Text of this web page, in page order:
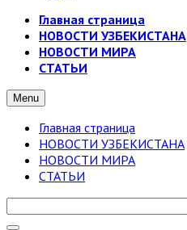
Главная страница
НОВОСТИ УЗБЕКИСТАНА
НОВОСТИ МИРА
СТАТЬИ
Menu
Главная страница
НОВОСТИ УЗБЕКИСТАНА
НОВОСТИ МИРА
СТАТЬИ